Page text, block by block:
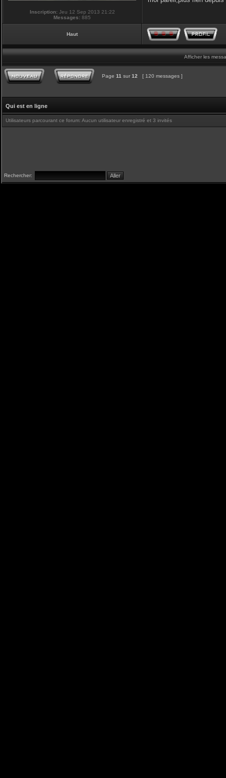
Inscription:Jeu 12 Sep 2013 21:22
Messages: 885
Haut
Afficher les
Page 11 sur 12 [ 120 messages ]
Qui est en ligne
Utilisateurs parcourant ce forum: Aucun utilisateur enregistré et 3 invités
Rechercher: